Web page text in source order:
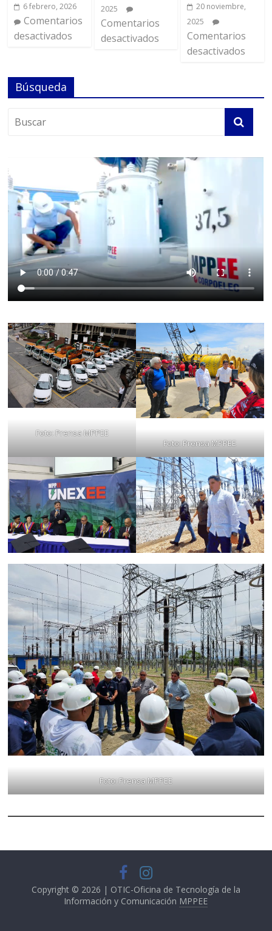
6 febrero, 2026
Comentarios
desactivados
2025
Comentarios
desactivados
20 noviembre,
2025
Comentarios
desactivados
Búsqueda
Foto: Prensa MPPEE
Foto: Prensa MPPEE
Foto: Prensa MPPEE
Copyright © 2026 | OTIC-Oficina de Tecnología de la
Información y Comunicación MPPEE